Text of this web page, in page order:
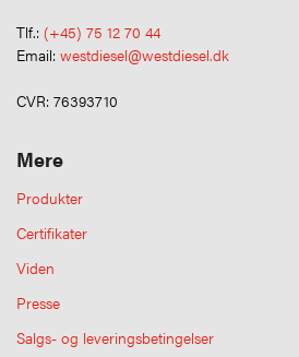
Tlf.: (+45) 75 12 70 44
Email: westdiesel@westdiesel.dk
CVR: 76393710
Mere
Produkter
Certifikater
Viden
Presse
Salgs- og leveringsbetingelser